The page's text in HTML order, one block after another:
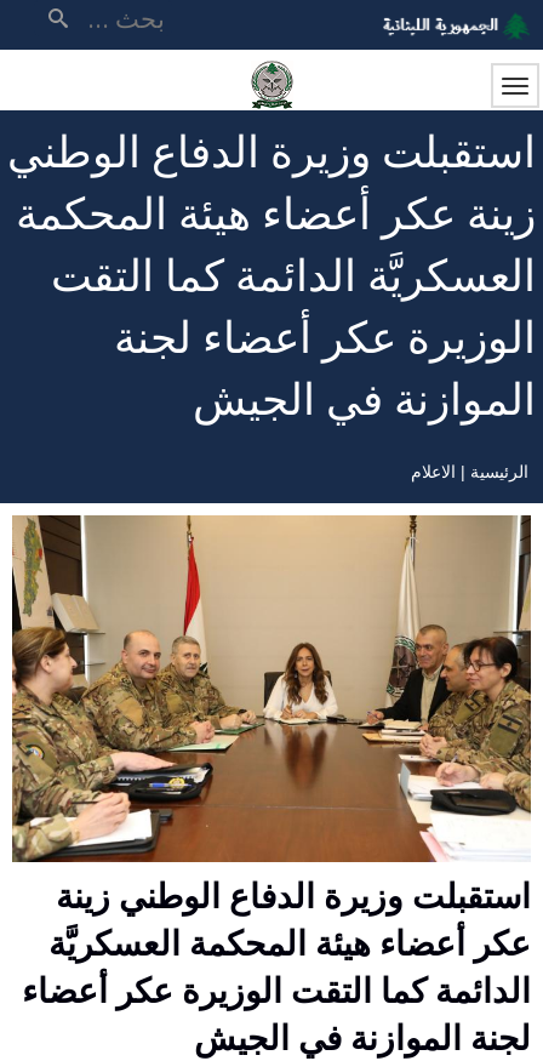
تجاوز
إلى
المحتوى
الرئيسي
استقبلت وزيرة الدفاع الوطني
زينة عكر أعضاء هيئة المحكمة
العسكريَّة الدائمة كما التقت
الوزيرة عكر أعضاء لجنة
الموازنة في الجيش
مسار
التنقل
الرئيسية الاعلام
استقبلت وزيرة الدفاع الوطني زينة
عكر أعضاء هيئة المحكمة العسكريَّة
الدائمة كما التقت الوزيرة عكر أعضاء
لجنة الموازنة في الجيش